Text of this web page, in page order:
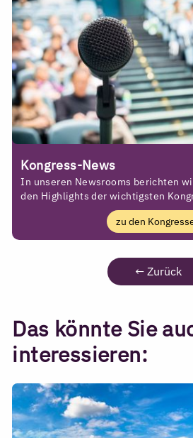
Kongress-News
In unseren Newsrooms berichten
den Highlights der wichtigsten
zu den
← Zurück
Das könnte Sie
interessieren: